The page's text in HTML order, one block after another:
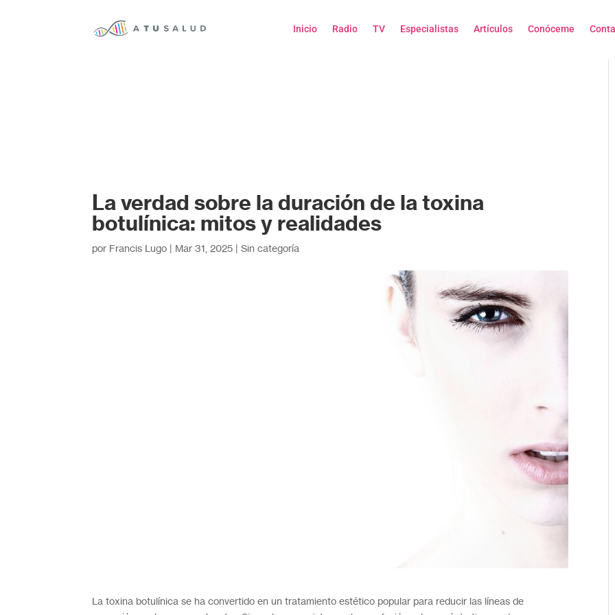
Inicio Radio TV Especialistas Artículos Conóceme
La verdad sobre la duración de la toxina
botulínica: mitos y realidades
por Francis Lugo | Mar 31, 2025 |Sin categoría
La toxina botulínica se ha convertido en un tratamiento estético popular para reducir las líneas de